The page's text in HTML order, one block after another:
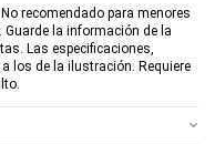
recomendado para menores
Guarde la información de la
Las especificaciones,
los de la ilustración. Requiere